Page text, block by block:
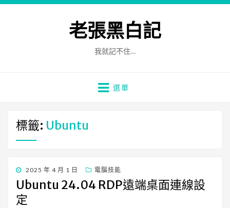
老張黑白記
我就記不住…
選單
標籤: Ubuntu
發
佈
日
期:
2025 年 4 月 1 日 電腦技能
Ubuntu 24.04 RDP遠端桌面連線設
定